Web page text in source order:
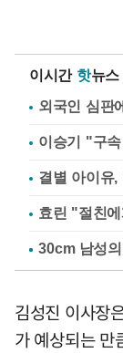
이시간 핫뉴스
외국인 심판
이승기 "구
결별 아이유,
효린 "절친
김성진 이사장
가 예상되는 만